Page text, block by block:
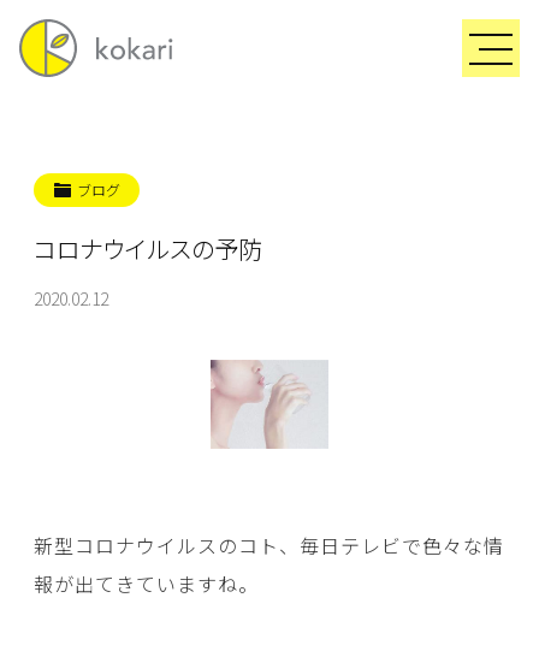
ブログ
コロナウイルスの予防
2020.02.12
新型コロナウイルスのコト、毎日テレビで色々な情
報が出てきていますね。